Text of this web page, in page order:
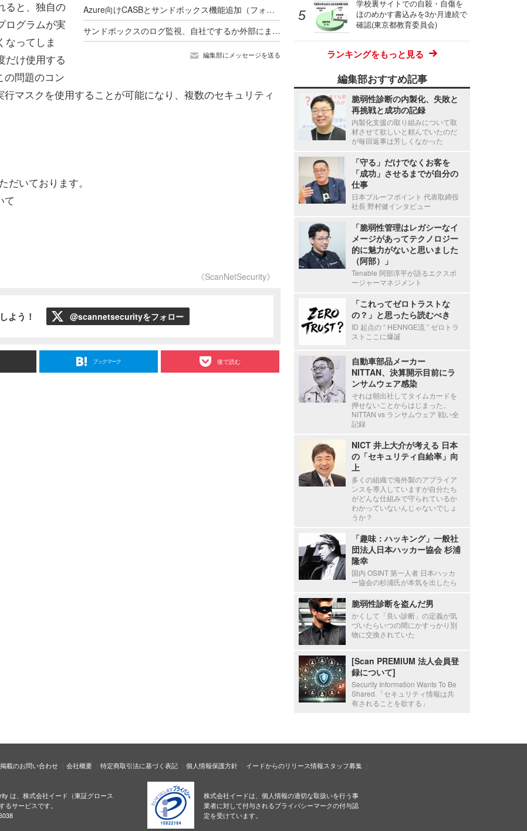
Azure向けCASBとサンドボックス機能追加（フォーティネットジャパン）
サンドボックスのログ監視、自社でするか外部にまかせるか？ ～西鉄情報システムの事例から
編集部にメッセージを送る
ると、独自の
ログラムが実
なってしま
だけ使用する
の問題のコン
マスクを使用することが可能になり、複数のセキュリティ
だいております。
て
《ScanNetSecurity》
よう！ @scannetsecurityをフォロー
ブックマーク 後で読む
学校裏サイトでの自殺・自傷を
ほのめかす書込みを3か月連続で
確認(東京都教育委員会)
ランキングをもっと見る
編集部おすすめ記事
脆弱性診断の内製化、失敗と
再挑戦と成功の記録
内製化支援の取り組みについて取
材させて欲しいと頼んでいたのだ
が毎回返事は芳しくなかった
「守る」だけでなくお客を
「成功」させるまでが自分の
仕事
日本プルーフポイント 代表取締役
社長 野村健インタビュー
「脆弱性管理はレガシーなイ
メージがあってテクノロジー
的に魅力がないと思いました
（阿部）」
Tenable 阿部淳平が語るエクスポ
ージャーマネジメント
「これってゼロトラストな
の？」と思ったら読むべき
ID 起点の “ HENNGE流 ” ゼロトラ
ストここに爆誕
自動車部品メーカー
NITTAN、決算開示目前にラ
ンサムウェア感染
それは朝出社してタイムカードを
押せないことからはじまった。
NITTAN vs ランサムウェア 戦い全
記録
NICT 井上大介が考える 日本
の「セキュリティ自給率」向
上
多くの組織で海外製のアプライア
ンスを導入していますが自分たち
がどんな仕組みで守られているか
わかっていないんじゃないでしょ
うか？
「趣味：ハッキング」一般社
団法人日本ハッカー協会 杉浦
隆幸
国内 OSINT 第一人者 日本ハッカ
ー協会の杉浦氏が本気を出したら
脆弱性診断を盗んだ男
かくして「良い診断」の定義が気
づいたらいつの間にかすっかり別
物に交換されていた
[Scan PREMIUM 法人会員登
録について]
Security Information Wants To Be
Shared.「セキュリティ情報は共
有されることを欲する」
載のお問い合わせ 会社概要 特定商取引法に基づく表記 個人情報保護方針 イードからのリリース情報スタッフ募集
は、株式会社イード（東証グロース
るサービスです。
株式会社イードは、個人情報の適切な取扱いを行う事
業者に対して付与されるプライバシーマークの付与認
定を受けています。